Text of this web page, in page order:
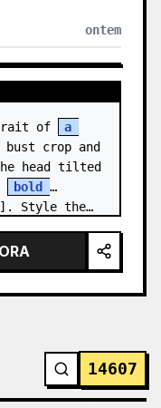
ontem
of
a
crop and
head tilted
bold
Style the…
14607